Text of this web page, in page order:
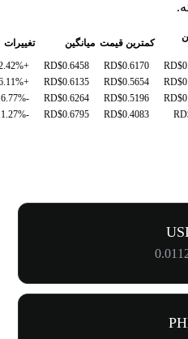
کمترین قیمت میانگین
تغییرات
RD$0.6170
RD$0.6458
+2.42%
RD$0.5654
RD$0.6135
+6.11%
RD$0.5196
RD$0.6264
-16.77%
RD$0.4083
RD$0.6795
-11.27%